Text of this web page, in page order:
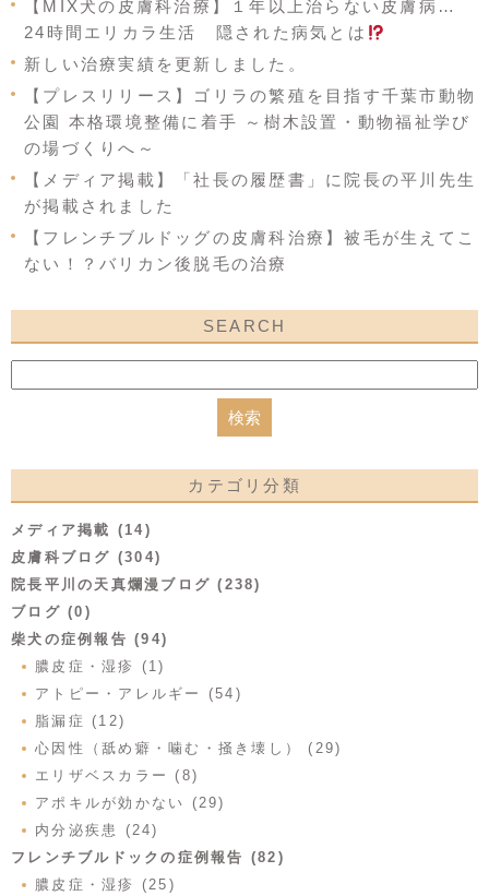
【MIX犬の皮膚科治療】１年以上治らない皮膚病…
24時間エリカラ生活 隠された病気とは
新しい治療実績を更新しました。
【プレスリリース】ゴリラの繁殖を目指す千葉市動物
公園 本格環境整備に着手 ～樹木設置・動物福祉学び
の場づくりへ～
【メディア掲載】「社長の履歴書」に院長の平川先生
が掲載されました
【フレンチブルドッグの皮膚科治療】被毛が生えてこ
ない！？バリカン後脱毛の治療
SEARCH
カテゴリ分類
メディア掲載 (14)
皮膚科ブログ (304)
院長平川の天真爛漫ブログ (238)
ブログ (0)
柴犬の症例報告 (94)
膿皮症・湿疹 (1)
アトピー・アレルギー (54)
脂漏症 (12)
心因性（舐め癖・噛む・掻き壊し） (29)
エリザベスカラー (8)
アポキルが効かない (29)
内分泌疾患 (24)
フレンチブルドックの症例報告 (82)
膿皮症・湿疹 (25)